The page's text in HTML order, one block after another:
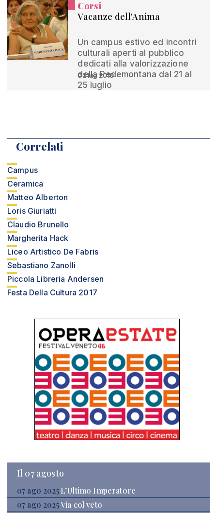
Corsi
Vacanze dell'Anima
Un campus estivo ed incontri
culturali aperti al pubblico
dedicati alla valorizzazione
della Pedemontana dal 21 al
25 luglio
02 lug 2010
Correlati
Campus
Ceramica
Matteo Alberton
Loris Giuriatti
Claudio Brunello
Margherita Hack
Liceo Artistico De Fabris
Sebastiano Zanolli
Piccola Libreria Andersen
Festa Della Cultura 2017
Il 07 agosto
07 ago 2025 L’Ultimo Imperatore
07 ago 2025Via col veto